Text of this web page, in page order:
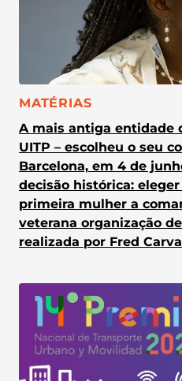
CATEGORIA:
MATÉRIAS
A mais antiga entidade
UITP – escolheu o seu
Barcelona, em 4 de
decisão histórica:
primeira mulher a
veterana organização
realizada por Fred